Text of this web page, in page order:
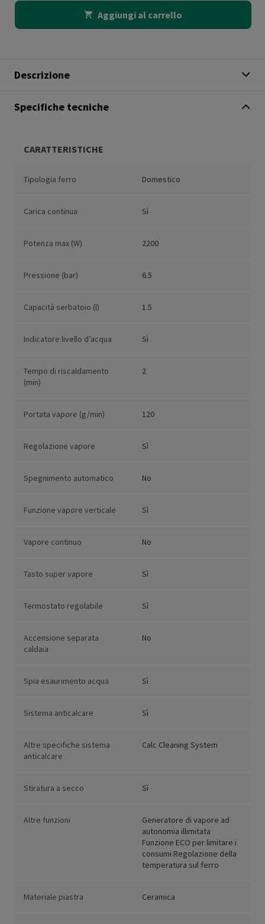
Aggiungi al carrello
Descrizione
Specifiche tecniche
CARATTERISTICHE
Tipologia ferro Domestico
Carica continua Sì
Potenza max (W) 2200
Pressione (bar) 6.5
Capacità serbatoio (l) 1.5
Indicatore livello d’acqua Sì
Tempo di riscaldamento
(min)
2
Portata vapore (g/min) 120
Regolazione vapore Sì
Spegnimento automatico No
Funzione vapore verticale Sì
Vapore continuo No
Tasto super vapore Sì
Termostato regolabile Sì
Accensione separata
caldaia
No
Spia esaurimento acqua Sì
Sistema anticalcare Sì
Altre specifiche sistema
anticalcare
Calc Cleaning System
Stiratura a secco Sì
Altre funzioni
Generatore di vapore ad
autonomia illimitata
Funzione ECO per limitare i
consumi Regolazione della
temperatura sul ferro
Materiale piastra Ceramica